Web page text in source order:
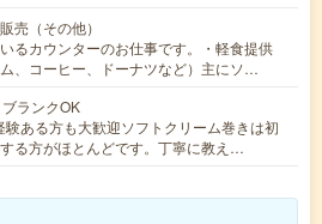
売（その他）
るカウンターのお仕事です。・軽食提供
ム、コーヒー、ドーナツなど）主にソ…
ランクOK
験ある方も大歓迎ソフトクリーム巻きは初
る方がほとんどです。丁寧に教え…